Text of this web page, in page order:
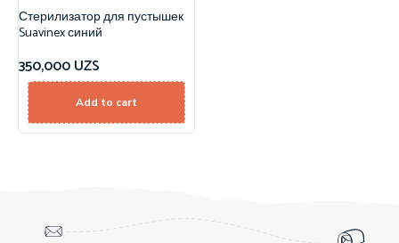
Стерилизатор для пустышек
Suavinex синий
350,000UZS
Add to cart